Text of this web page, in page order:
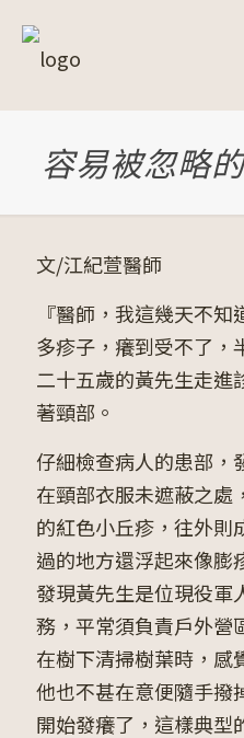
容易被忽略
文/江紀萱醫師
『醫師，我這幾天不
多疹子，癢到受不了，
二十五歲的黃先生走進
著頸部。
仔細檢查病人的患部，
在頸部衣服未遮蔽之處
的紅色小丘疹，往外則
過的地方還浮起來像膨
發現黃先生是位現役軍
務，平常須負責戶外營
在樹下清掃樹葉時，感
他也不甚在意便隨手撥
開始發癢了，這樣典型